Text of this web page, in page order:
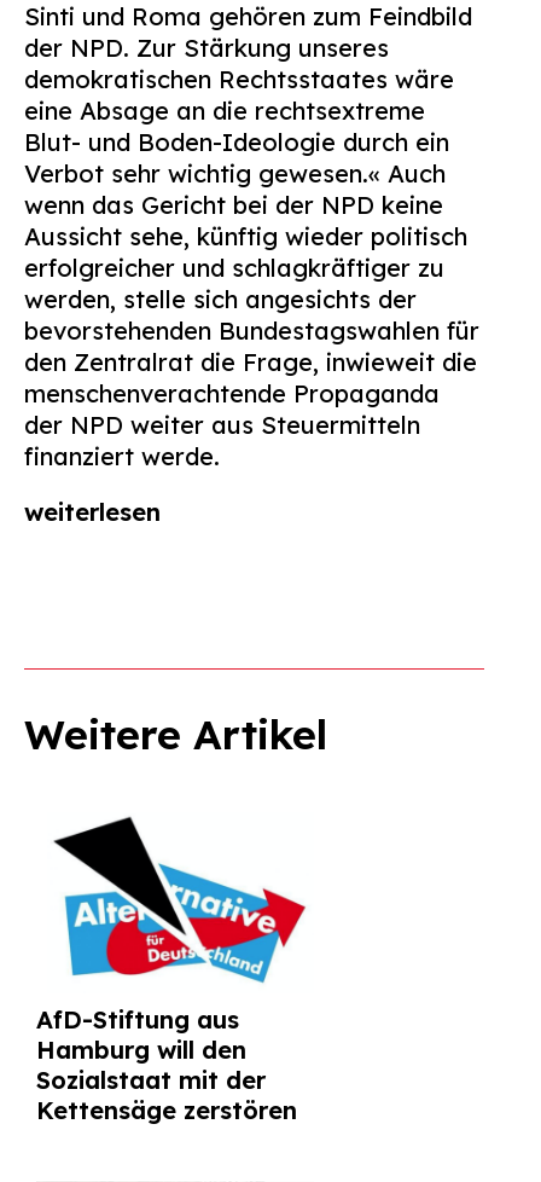
Sinti und Roma gehören zum Feindbild
der NPD. Zur Stärkung unseres
demokratischen Rechtsstaates wäre
eine Absage an die rechtsextreme
Blut- und Boden-Ideologie durch ein
Verbot sehr wichtig gewesen.« Auch
wenn das Gericht bei der NPD keine
Aussicht sehe, künftig wieder politisch
erfolgreicher und schlagkräftiger zu
werden, stelle sich angesichts der
bevorstehenden Bundestagswahlen für
den Zentralrat die Frage, inwieweit die
menschenverachtende Propaganda
der NPD weiter aus Steuermitteln
finanziert werde.
weiterlesen
Weitere Artikel
AfD-Stiftung aus
Hamburg will den
Sozialstaat mit der
Kettensäge zerstören